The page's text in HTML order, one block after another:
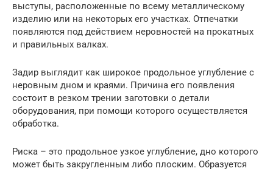
выступы, расположенные по всему металлическому
изделию или на некоторых его участках. Отпечатки
появляются под действием неровностей на прокатных
и правильных валках.
Задир выглядит как широкое продольное углубление с
неровным дном и краями. Причина его появления
состоит в резком трении заготовки о детали
оборудования, при помощи которого осуществляется
обработка.
Риска – это продольное узкое углубление, дно которого
может быть закругленным либо плоским. Образуется